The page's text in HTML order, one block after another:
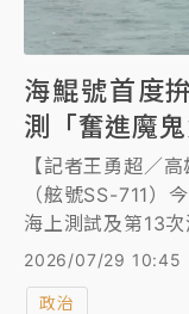
海鯤號首度
測「奮進魔
【記者王勇超／
（舷號SS-711）
海上測試及第13
夜耐航測試。若相
進入最後收尾階
2026/07/29 10:45
政治